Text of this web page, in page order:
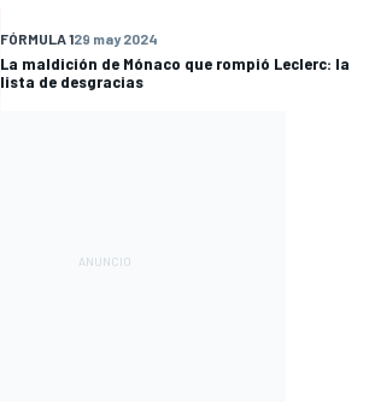
FÓRMULA 129 may 2024
La maldición de Mónaco que rompió Leclerc: la
lista de desgracias